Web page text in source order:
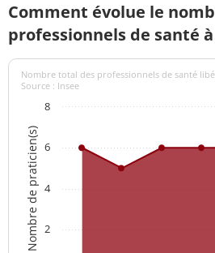
Comment évolue le
professionnels de santé à
Nombre de praticien(s)
Nombre total des professionnels de santé
Source : Insee
2
4
6
8